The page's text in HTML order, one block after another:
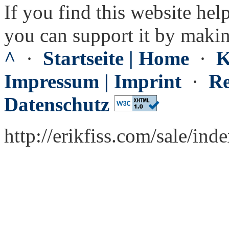
If you find this website
you can support it by
^ · Startseite | Home ·
Impressum | Imprint ·
Datenschutz
http://erikfiss.com/sale/